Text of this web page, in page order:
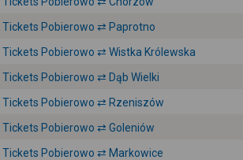
Tickets Pobierowo ⇄ Paprotno
Tickets Pobierowo ⇄ Wistka Królewska
Tickets Pobierowo ⇄ Dąb Wielki
Tickets Pobierowo ⇄ Rzeniszów
Tickets Pobierowo ⇄ Goleniów
Tickets Pobierowo ⇄ Markowice